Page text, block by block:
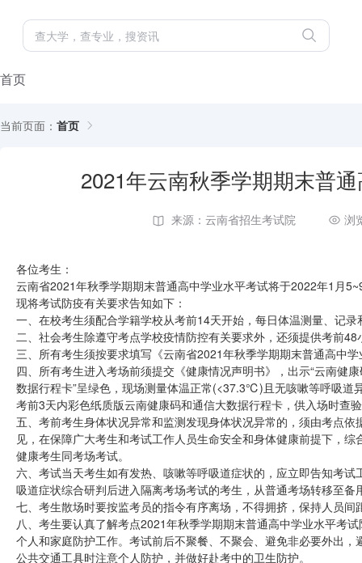
首页
当前页面： 首页
2021年云南秋季学期期末普
来源：云南省招生考试院 浏
各位考生：
云南省2021年秋季学期期末普通高中学业水平考试将于2022年1月
现将考试防疫有关要求告知如下：
一、在校考生须配合学籍学校从考前14天开始，每日体温测量、记
二、社会考生除遵守考点学校疫情防控有关要求外，还须提供考前
三、所有考生须按要求填写《云南省2021年秋季学期期末普通高中
四、所有考生进入考场前须提交《健康情况声明书》，出示“云南健
数据行程卡”呈绿色，现场测量体温正常(<37.3℃)且无咳嗽等呼吸道
考前3天内彩色纸质版云南健康码和通信大数据行程卡，供入场时查
五、考前考生身体状况异常和监测发现身体状况异常的，须由考点
见，在保障广大考生和考试工作人员生命安全和身体健康前提下，
健康考生同考场考试。
六、考试当天考生如有发热、咳嗽等呼吸道症状的，应立即告知考
吸道症状综合研判后进入隔离考场考试的考生，从普通考场转移至
七、考生散场时要按监考员的指令有序离场，不得拥挤，保持人员间
八、考生要认真了解考点2021年秋季学期期末普通高中学业水平考
个人和家庭防护工作。考试前后不聚餐、不聚会、避免非必要外出
公共交通工具时注意个人防护，并做好赴考中的卫生防护。